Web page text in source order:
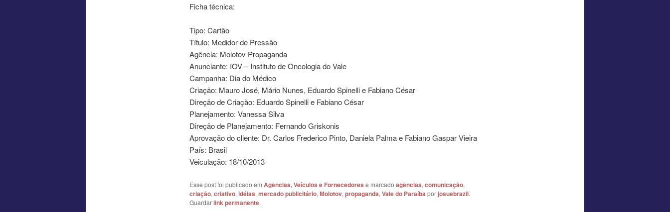
Ficha técnica:
Tipo: Cartão
Título: Medidor de Pressão
Agência: Molotov Propaganda
Anunciante: IOV – Instituto de Oncologia do Vale
Campanha: Dia do Médico
Criação: Mauro José, Mário Nunes, Eduardo Spinelli e Fabiano César
Direção de Criação: Eduardo Spinelli e Fabiano César
Planejamento: Vanessa Silva
Direção de Planejamento: Fernando Griskonis
Aprovação do cliente: Dr. Carlos Frederico Pinto, Daniela Palma e Fabiano Gaspar Vieira
País: Brasil
Veiculação: 18/10/2013
Esse post foi publicado em Agências, Veículos e Fornecedores e marcado agências, comunicação,
criação, criativo, idéias, mercado publicitário, Molotov, propaganda, Vale do Paraíba porjosuebrazil.
Guardarlink permanente.